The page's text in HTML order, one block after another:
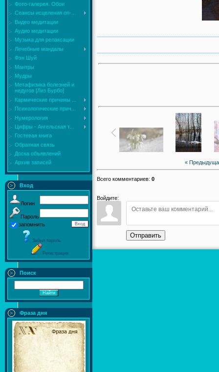
Фото-галерея. Обои
Сеансы исцеления on-...
Видео медитации
Аудио медитации
Музыка для релаксации
Лечебные мандалы
Фэн Шуй
Мантры
Мудры
Mетафизика болезней и
недугов [Лиз Бурбо]
Кармические причины ...
Психологические прич...
Нумерология
Цифры - Ангельская т...
Гостевая книга
Обратная связь
Доска объявлений
Архив записей
Вход
Логин
Пароль
запомнить
Забыл пароль
Регистрация
Поиск
Фраза дня
«
Всего комментариев: 0
Войдите:
Отправить